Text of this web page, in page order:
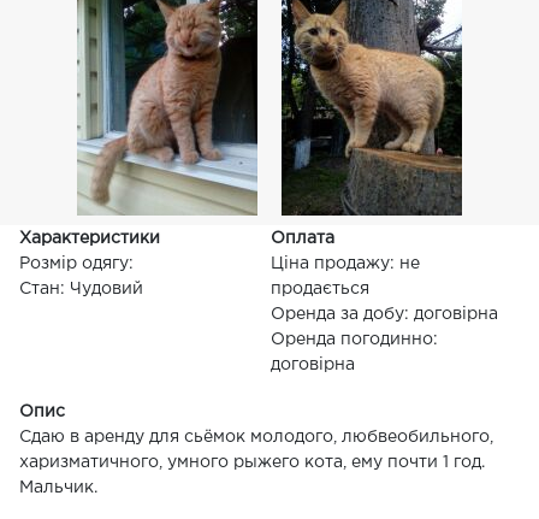
Характеристики
Розмір одягу:
Стан: Чудовий
Оплата
Ціна продажу: не
продається
Оренда за добу: договірна
Оренда погодинно:
договірна
Опис
Сдаю в аренду для сьёмок молодого, любвеобильного,
харизматичного, умного рыжего кота, ему почти 1 год.
Мальчик.